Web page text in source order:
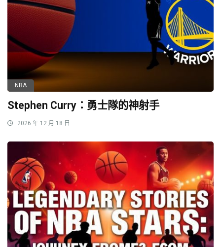
NBA
Stephen Curry：勇士隊的神射手
2026 年 12 月 18 日